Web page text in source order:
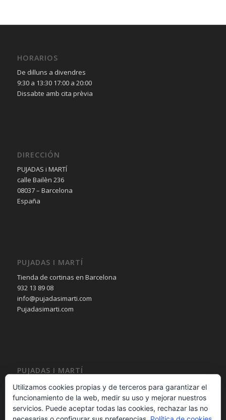
HORARIOS
De dilluns a divendres
9:30 a 13:30 17:00 a 20:00
Dissabte amb cita prèvia
DIRECCIÓN
PUJADAS i MARTÍ
calle Bailèn 236
08037 – Barcelona
España
PUJADAS I MARTÍ
Tienda de cortinas en Barcelona
932 13 89 08
info@pujadasimarti.com
Pujadasimarti.com
PUJADAS I MARTÍ
Cortinas en Barcelona
Tendencia en cortinas
Asesoramiento en cortinas
Decoración en cortinas
Utilizamos cookies propias y de terceros para garantizar el
funcionamiento de la web, medir su uso y mejorar nuestros
servicios. Puede aceptar todas las cookies, rechazar las no